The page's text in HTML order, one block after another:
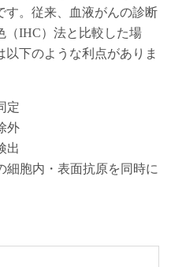
す。従来、血液がんの診断
（IHC）法と比較した場
下のような利点がありま
定
外
出
細胞内・表面抗原を同時に